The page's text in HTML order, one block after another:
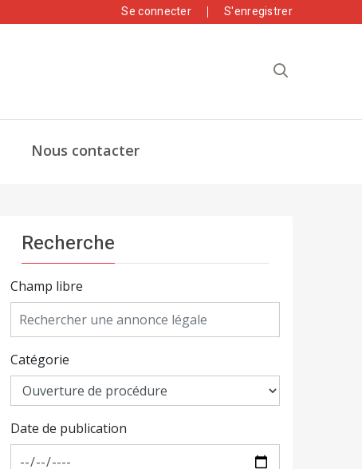
Se connecter S'enregistrer
Nous contacter
Recherche
Champ libre
Catégorie
Date de publication